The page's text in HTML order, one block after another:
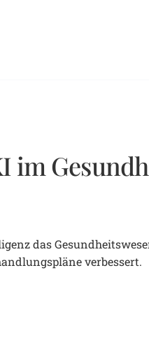
im
das
verbessert.